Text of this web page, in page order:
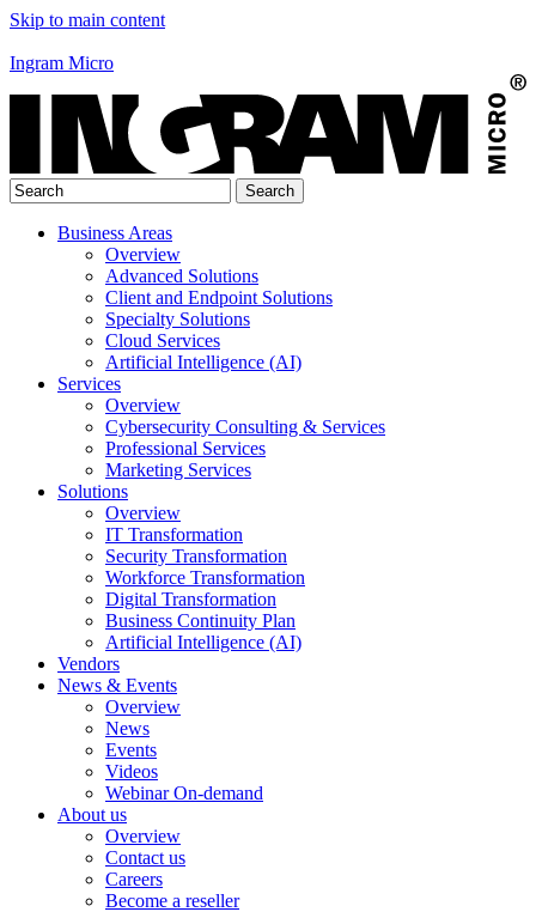
Skip to main content
Ingram Micro
Business Areas
Overview
Advanced Solutions
Client and Endpoint Solutions
Specialty Solutions
Cloud Services
Artificial Intelligence (AI)
Services
Overview
Cybersecurity Consulting & Services
Professional Services
Marketing Services
Solutions
Overview
IT Transformation
Security Transformation
Workforce Transformation
Digital Transformation
Business Continuity Plan
Artificial Intelligence (AI)
Vendors
News & Events
Overview
News
Events
Videos
Webinar On-demand
About us
Overview
Contact us
Careers
Become a reseller